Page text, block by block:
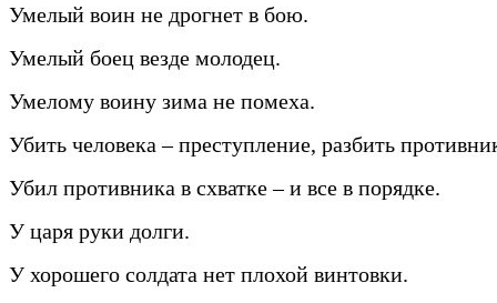
Умелый воин не дрогнет в бою.
Умелый боец везде молодец.
Умелому воину зима не помеха.
Убить человека – преступление, разбить
Убил противника в схватке – и все в порядке.
У царя руки долги.
У хорошего солдата нет плохой винтовки.